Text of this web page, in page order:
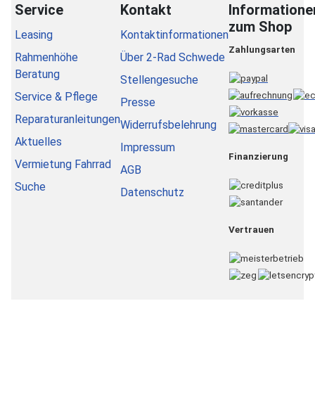
Service
Leasing
Rahmenhöhe
Beratung
Service & Pflege
Reparaturanleitungen
Aktuelles
Vermietung Fahrrad
Suche
Kontakt
Kontaktinformationen
Über 2-Rad Schwede
Stellengesuche
Presse
Widerrufsbelehrung
Impressum
AGB
Datenschutz
zum Shop
Zahlungsarten
Finanzierung
Vertrauen